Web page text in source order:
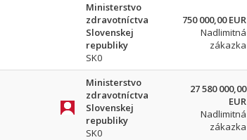
Ministerstvo
zdravotníctva
Slovenskej
republiky
SK0
750 000,00 EUR
Nadlimitná
zákazka
Ministerstvo
zdravotníctva
Slovenskej
republiky
SK0
27 580 000,00
EUR
Nadlimitná
zákazka